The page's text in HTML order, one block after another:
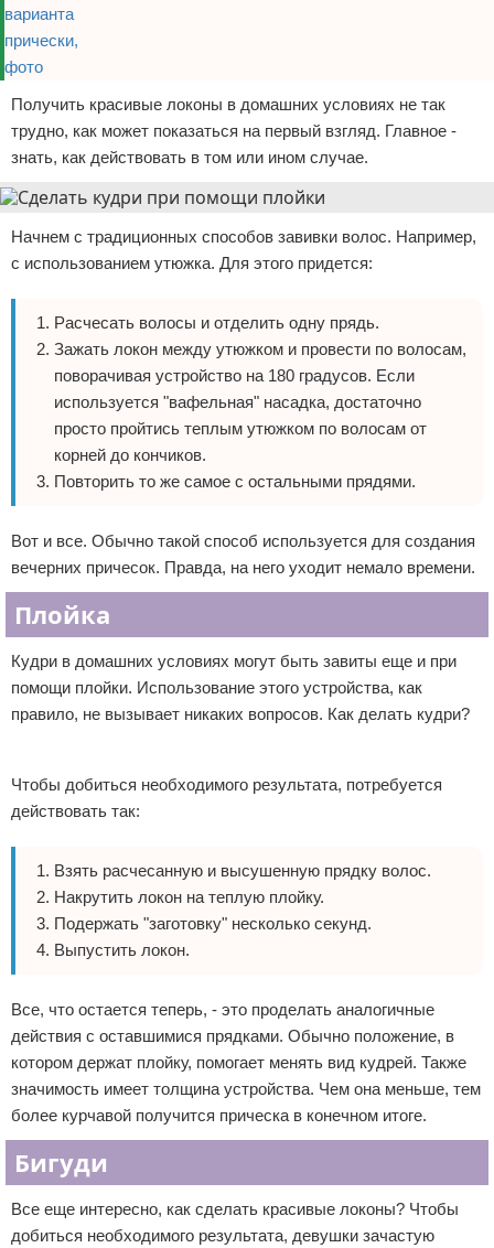
Получить красивые локоны в домашних условиях не так
трудно, как может показаться на первый взгляд. Главное -
знать, как действовать в том или ином случае.
Начнем с традиционных способов завивки волос. Например,
с использованием утюжка. Для этого придется:
Расчесать волосы и отделить одну прядь.
Зажать локон между утюжком и провести по волосам,
поворачивая устройство на 180 градусов. Если
используется "вафельная" насадка, достаточно
просто пройтись теплым утюжком по волосам от
корней до кончиков.
Повторить то же самое с остальными прядями.
Вот и все. Обычно такой способ используется для создания
вечерних причесок. Правда, на него уходит немало времени.
Плойка
Кудри в домашних условиях могут быть завиты еще и при
помощи плойки. Использование этого устройства, как
правило, не вызывает никаких вопросов. Как делать кудри?
Чтобы добиться необходимого результата, потребуется
действовать так:
Взять расчесанную и высушенную прядку волос.
Накрутить локон на теплую плойку.
Подержать "заготовку" несколько секунд.
Выпустить локон.
Все, что остается теперь, - это проделать аналогичные
действия с оставшимися прядками. Обычно положение, в
котором держат плойку, помогает менять вид кудрей. Также
значимость имеет толщина устройства. Чем она меньше, тем
более курчавой получится прическа в конечном итоге.
Бигуди
Все еще интересно, как сделать красивые локоны? Чтобы
добиться необходимого результата, девушки зачастую